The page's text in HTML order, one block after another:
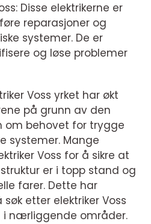
Disse elektrikerne er
reparasjoner og
systemer. De er
og løse problemer
Voss yrket har økt
på grunn av den
om behovet for trygge
systemer. Mange
Voss for å sikre at
er i topp stand og
farer. Dette har
etter elektriker Voss
i nærliggende områder.